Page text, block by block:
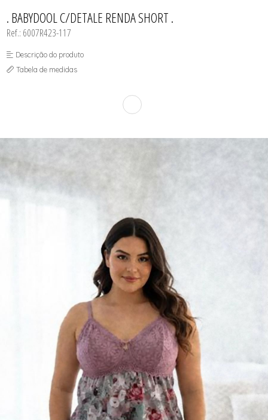
. BABYDOOL C/DETALE RENDA SHORT .
Ref.: 6007R423-117
Descrição do produto
Tabela de medidas